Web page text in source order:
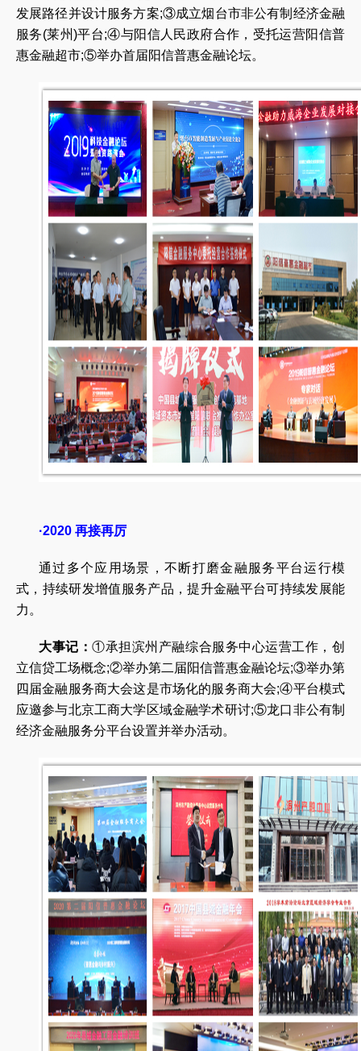
发展路径并设计服务方案;③成立烟台市非公有制经济金融
服务(莱州)平台;④与阳信人民政府合作，受托运营阳信普
惠金融超市;⑤举办首届阳信普惠金融论坛。
·2020 再接再厉
通过多个应用场景，不断打磨金融服务平台运行模
式，持续研发增值服务产品，提升金融平台可持续发展能
力。
大事记：①承担滨州产融综合服务中心运营工作，创
立信贷工场概念;②举办第二届阳信普惠金融论坛;③举办第
四届金融服务商大会这是市场化的服务商大会;④平台模式
应邀参与北京工商大学区域金融学术研讨;⑤龙口非公有制
经济金融服务分平台设置并举办活动。